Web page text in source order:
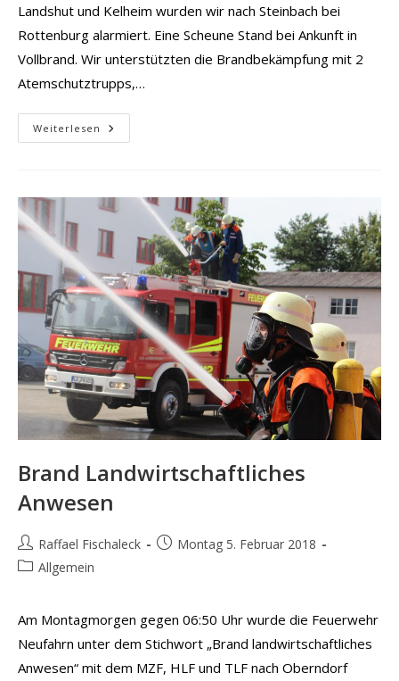
Landshut und Kelheim wurden wir nach Steinbach bei
Rottenburg alarmiert. Eine Scheune Stand bei Ankunft in
Vollbrand. Wir unterstützten die Brandbekämpfung mit 2
Atemschutztrupps,…
Weiterlesen Brand
Scheune
Brand Landwirtschaftliches
Anwesen
Beitrags-
Autor:
Raffael Fischaleck
BeitragMontag 5. Februar 2018
Beitrags-
Allgemein
Am Montagmorgen gegen 06:50 Uhr wurde die Feuerwehr
Neufahrn unter dem Stichwort „Brand landwirtschaftliches
Anwesen“ mit dem MZF, HLF und TLF nach Oberndorf